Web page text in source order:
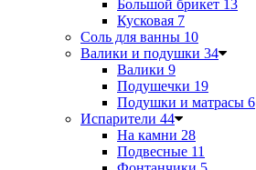
Большой брикет 13
Кусковая 7
Соль для ванны 10
Валики и подушки 34
Валики 9
Подушечки 19
Подушки и матрасы 6
Испарители 44
На камни 28
Подвесные 11